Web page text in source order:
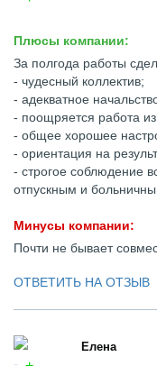
Плюсы компании:
За полгода работы
- чудесный коллектив;
- адекватное
- поощряется работа
- общее хорошее
- ориентация на
- строгое соблюдение
отпускным и
Минусы компании:
Почти не бывает
ОТВЕТИТЬ НА ОТЗЫВ
Елена